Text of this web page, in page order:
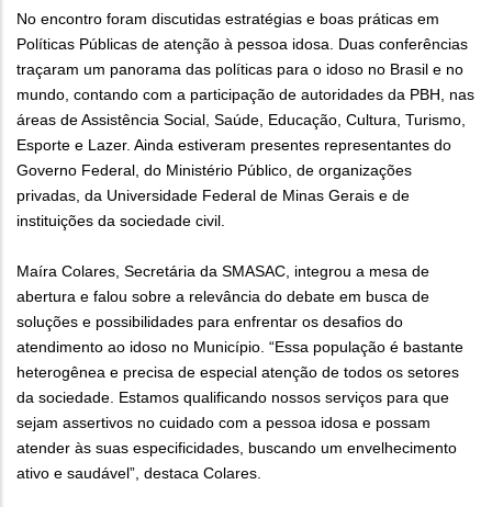
No encontro foram discutidas estratégias e boas práticas em
Políticas Públicas de atenção à pessoa idosa. Duas conferências
traçaram um panorama das políticas para o idoso no Brasil e no
mundo, contando com a participação de autoridades da PBH, nas
áreas de Assistência Social, Saúde, Educação, Cultura, Turismo,
Esporte e Lazer. Ainda estiveram presentes representantes do
Governo Federal, do Ministério Público, de organizações
privadas, da Universidade Federal de Minas Gerais e de
instituições da sociedade civil.
Maíra Colares, Secretária da SMASAC, integrou a mesa de
abertura e falou sobre a relevância do debate em busca de
soluções e possibilidades para enfrentar os desafios do
atendimento ao idoso no Município. “Essa população é bastante
heterogênea e precisa de especial atenção de todos os setores
da sociedade. Estamos qualificando nossos serviços para que
sejam assertivos no cuidado com a pessoa idosa e possam
atender às suas especificidades, buscando um envelhecimento
ativo e saudável”, destaca Colares.